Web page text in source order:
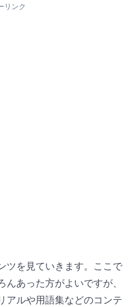
リンク
ツを見ていきます。ここで
あった方がよいですが、
アルや用語集などのコンテ